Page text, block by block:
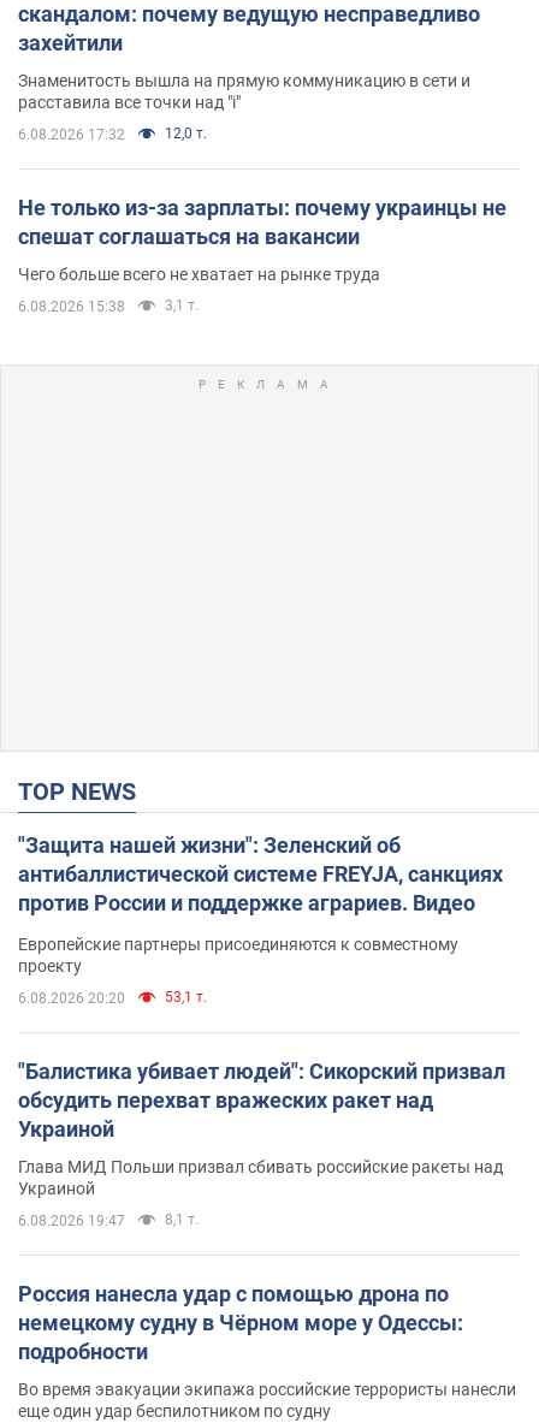
скандалом: почему ведущую несправедливо
захейтили
Знаменитость вышла на прямую коммуникацию в сети и
расставила все точки над "i"
6.08.2026 17:32 12,0 т.
Не только из-за зарплаты: почему украинцы не
спешат соглашаться на вакансии
Чего больше всего не хватает на рынке труда
6.08.2026 15:38 3,1 т.
TOP NEWS
"Защита нашей жизни": Зеленский об
антибаллистической системе FREYJA, санкциях
против России и поддержке аграриев. Видео
Европейские партнеры присоединяются к совместному
проекту
6.08.2026 20:20 53,1 т.
"Балистика убивает людей": Сикорский призвал
обсудить перехват вражеских ракет над
Украиной
Глава МИД Польши призвал сбивать российские ракеты над
Украиной
6.08.2026 19:47 8,1 т.
Россия нанесла удар с помощью дрона по
немецкому судну в Чёрном море у Одессы:
подробности
Во время эвакуации экипажа российские террористы нанесли
еще один удар беспилотником по судну